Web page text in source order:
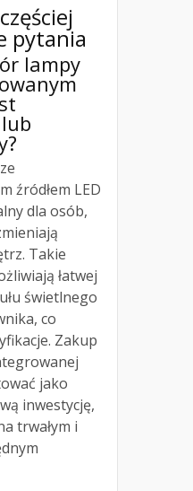
pytania
lampy
źródłem LED
dla osób,
Takie
łatwej
świetlnego
co
Zakup
jako
inwestycję,
trwałym i